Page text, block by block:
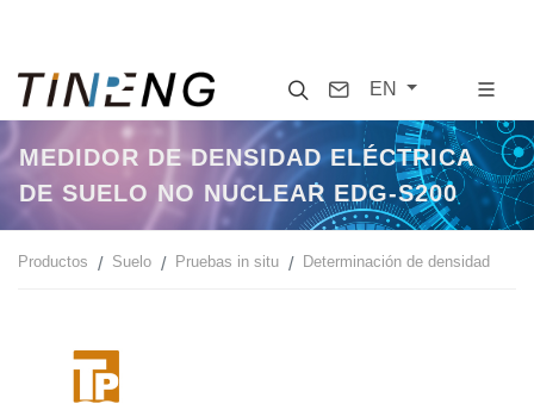
SearchContact
EN
MEDIDOR DE DENSIDAD ELÉCTRICA
DE SUELO NO NUCLEAR EDG-S200
Productos Suelo Pruebas in situ Determinación de densidad